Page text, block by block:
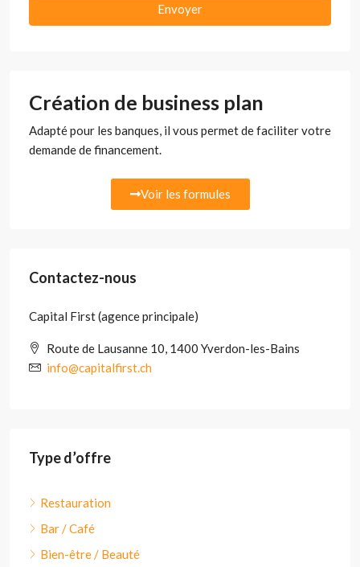
Envoyer
Création de business plan
Adapté pour les banques, il vous permet de faciliter votre
demande de financement.
Voir les formules
Contactez-nous
Capital First (agence principale)
Route de Lausanne 10, 1400 Yverdon-les-Bains
info@capitalfirst.ch
Type d’offre
Restauration
Bar / Café
Bien-être / Beauté